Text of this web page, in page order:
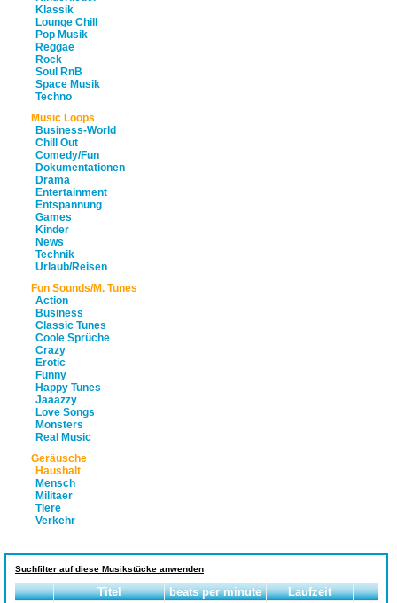
Klassik
Lounge Chill
Pop Musik
Reggae
Rock
Soul RnB
Space Musik
Techno
Music Loops
Business-World
Chill Out
Comedy/Fun
Dokumentationen
Drama
Entertainment
Entspannung
Games
Kinder
News
Technik
Urlaub/Reisen
Fun Sounds/M. Tunes
Action
Business
Classic Tunes
Coole Sprüche
Crazy
Erotic
Funny
Happy Tunes
Jaaazzy
Love Songs
Monsters
Real Music
Geräusche
Haushalt
Mensch
Militaer
Tiere
Verkehr
Suchfilter auf diese Musikstücke anwenden
Titel beats per minute
Laufzeit